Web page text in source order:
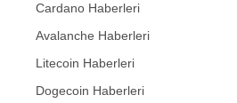
Cardano Haberleri
Avalanche Haberleri
Litecoin Haberleri
Dogecoin Haberleri